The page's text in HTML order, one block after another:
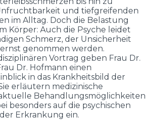
und tiefgreifenden
im Alltag. Doch die Belastung
Körper: Auch die Psyche leidet
Schmerz, der Unsicherheit
genommen werden.
Vortrag geben Frau Dr.
Dr. Hofmann einen
in das Krankheitsbild der
erläutern medizinische
Behandlungsmöglichkeiten
besonders auf die psychischen
Erkrankung ein.